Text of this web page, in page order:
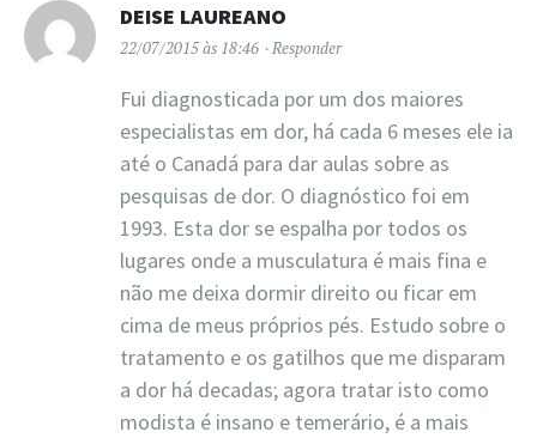
DEISE LAUREANO
22/07/2015 às 18:46 Responder
Fui diagnosticada por um dos maiores
especialistas em dor, há cada 6 meses ele ia
até o Canadá para dar aulas sobre as
pesquisas de dor. O diagnóstico foi em
1993. Esta dor se espalha por todos os
lugares onde a musculatura é mais fina e
não me deixa dormir direito ou ficar em
cima de meus próprios pés. Estudo sobre o
tratamento e os gatilhos que me disparam
a dor há decadas; agora tratar isto como
modista é insano e temerário, é a mais